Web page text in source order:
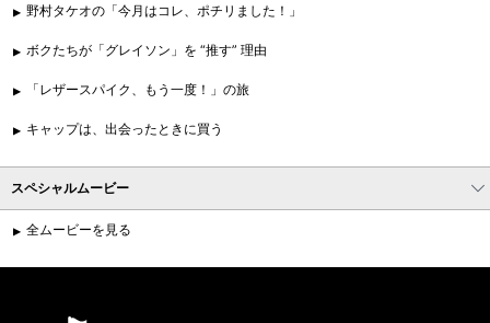
野村タケオの「今月はコレ、ポチリました！」
ボクたちが「グレイソン」を “推す” 理由
「レザースパイク、もう一度！」の旅
キャップは、出会ったときに買う
スペシャルムービー
全ムービーを見る